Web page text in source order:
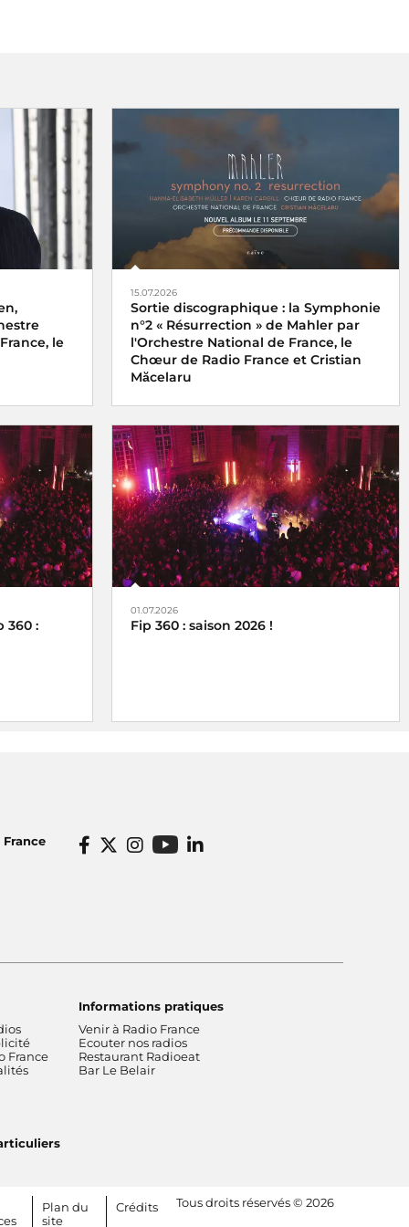
le
15.07.2026
Sortie discographique : la Symphonie
n°2 « Résurrection » de Mahler par
l'Orchestre National de France, le
Chœur de Radio France et Cristian
Măcelaru
360 :
01.07.2026
Fip 360 : saison 2026 !
France
Informations pratiques
Venir à Radio France
Ecouter nos radios
Restaurant Radioeat
Bar Le Belair
Plan du
site
Crédits
Tous droits réservés © 2026